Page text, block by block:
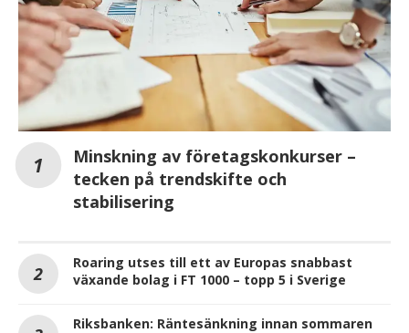
Minskning av företagskonkurser –
tecken på trendskifte och
stabilisering
Roaring utses till ett av Europas snabbast
växande bolag i FT 1000 – topp 5 i Sverige
Riksbanken: Räntesänkning innan sommaren